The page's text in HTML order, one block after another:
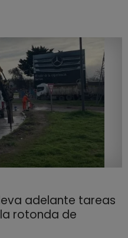
adelante tareas
rotonda de